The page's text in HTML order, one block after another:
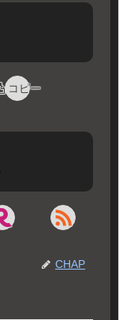
コピー
CHAP